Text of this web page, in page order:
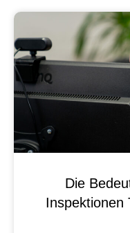
Die
Inspektionen